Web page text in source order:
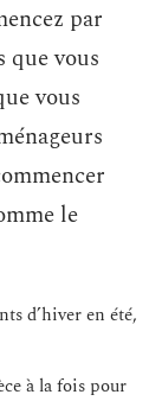
par
que vous
vous
le
d’hiver en été,
à la fois pour